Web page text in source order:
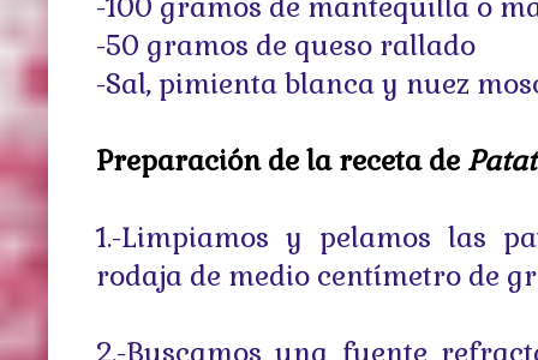
-100 gramos de mantequilla o
-50 gramos de queso rallado
-Sal, pimienta blanca y nuez
Preparación de la receta de
1.-Limpiamos y pelamos las
rodaja de medio centímetro de